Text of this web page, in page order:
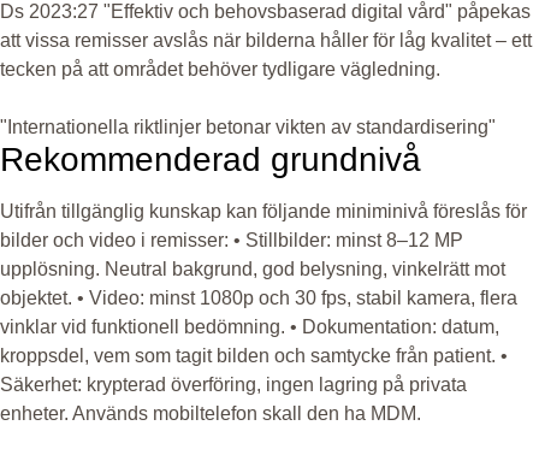
Ds 2023:27 "Effektiv och behovsbaserad digital vård" påpekas
att vissa remisser avslås när bilderna håller för låg kvalitet – ett
tecken på att området behöver tydligare vägledning.
"Internationella riktlinjer betonar vikten av standardisering"
Rekommenderad grundnivå
Utifrån tillgänglig kunskap kan följande miniminivå föreslås för
bilder och video i remisser: • Stillbilder: minst 8–12 MP
upplösning. Neutral bakgrund, god belysning, vinkelrätt mot
objektet. • Video: minst 1080p och 30 fps, stabil kamera, flera
vinklar vid funktionell bedömning. • Dokumentation: datum,
kroppsdel, vem som tagit bilden och samtycke från patient. •
Säkerhet: krypterad överföring, ingen lagring på privata
enheter. Används mobiltelefon skall den ha MDM.